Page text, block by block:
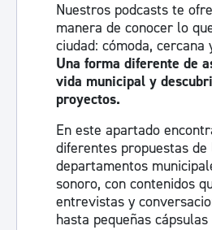
Nuestros podcasts te
manera de conocer lo
ciudad: cómoda,
Una forma diferente de
vida municipal y
proyectos.
En este apartado
diferentes propuestas de
departamentos
sonoro, con contenidos
entrevistas y
hasta pequeñas